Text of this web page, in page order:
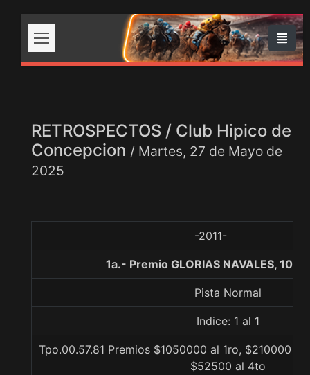
RETROSPECTOS / Club Hipico de
Concepcion / Martes, 27 de Mayo de
2025
-2011-
1a.- Premio GLORIAS NAVALES,
Pista Normal
Indice: 1 al 1
Tpo.00.57.81 Premios $1050000 al 1ro, $210000
$52500 al 4to